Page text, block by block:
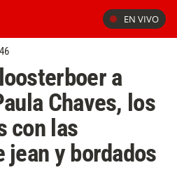
EN VIVO
a
Chaves, los
con las
jean y bordados